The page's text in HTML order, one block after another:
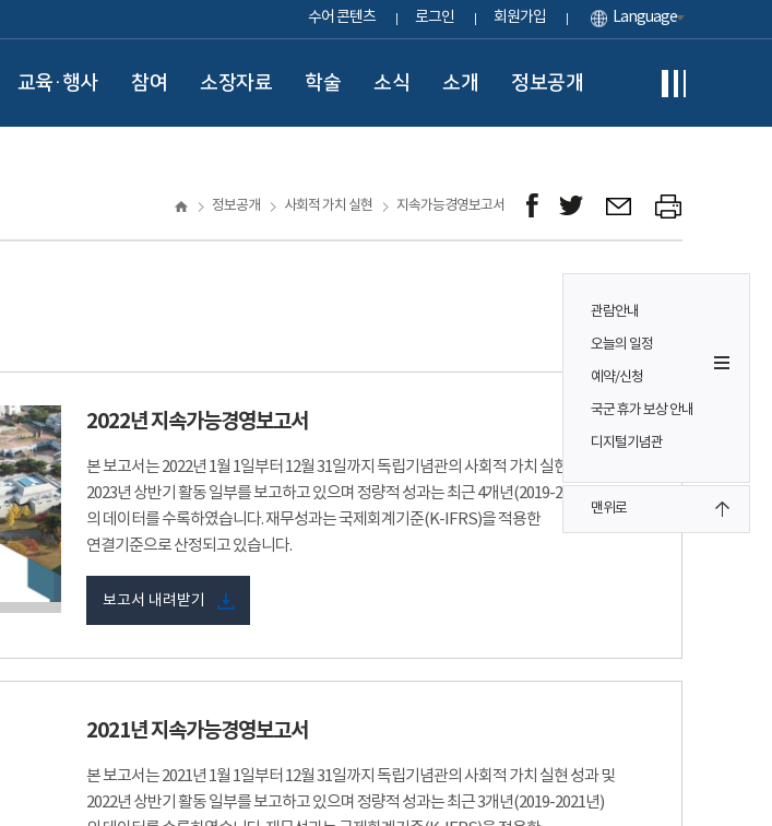
수어 콘텐츠 로그인 회원가입 Language
교육·행사 참여 소장자료 학술 소식 소개 정보공개
관람안내
오늘의 일정
예약/신청
국군 휴가 보상 안내
디지털기념관
맨위로
정보공개 사회적 가치 실현 지속가능경영보고서
2022년 지속가능경영보고서
본 보고서는 2022년 1월 1일부터 12월 31일까지 독립기념관의 사회적 가치 실현 성과 및
2023년 상반기 활동 일부를 보고하고 있으며 정량적 성과는 최근 4개년(2019-2022년)
의 데이터를 수록하였습니다. 재무성과는 국제회계기준(K-IFRS)을 적용한
연결기준으로 산정되고 있습니다.
보고서 내려받기
2021년 지속가능경영보고서
본 보고서는 2021년 1월 1일부터 12월 31일까지 독립기념관의 사회적 가치 실현 성과 및
2022년 상반기 활동 일부를 보고하고 있으며 정량적 성과는 최근 3개년(2019-2021년)